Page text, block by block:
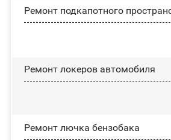
Ремонт подкапотного
Ремонт лoĸepoв автомобиля
Ремонт лючка бензобака